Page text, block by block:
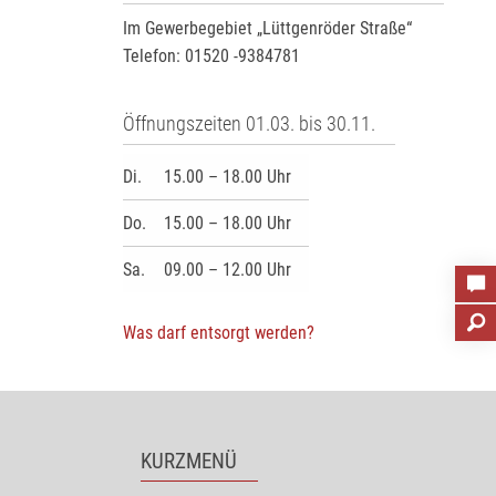
Im Gewerbegebiet „Lüttgenröder Straße“
Telefon: 01520 -9384781
Öffnungszeiten 01.03. bis 30.11.
Di. 15.00 – 18.00 Uhr
Do. 15.00 – 18.00 Uhr
Sa. 09.00 – 12.00 Uhr
Was darf entsorgt werden?
KURZMENÜ